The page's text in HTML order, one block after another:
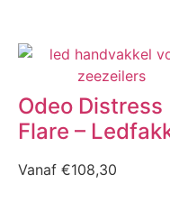
Odeo Distress
Flare –
Vanaf €108,30